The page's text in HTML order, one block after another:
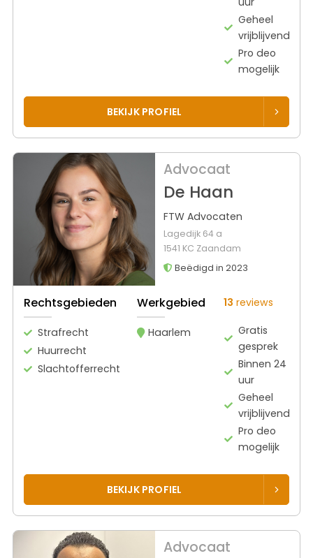
Geheel
vrijblijvend
Pro deo
mogelijk
BEKIJK PROFIEL
Advocaat
De Haan
FTW Advocaten
Lagedijk 64 a
1541 KC Zaandam
Beëdigd in 2023
Rechtsgebieden
Strafrecht
Huurrecht
Slachtofferrecht
Werkgebied
Haarlem
13 reviews
Gratis
gesprek
Binnen 24
uur
Geheel
vrijblijvend
Pro deo
mogelijk
BEKIJK PROFIEL
Advocaat